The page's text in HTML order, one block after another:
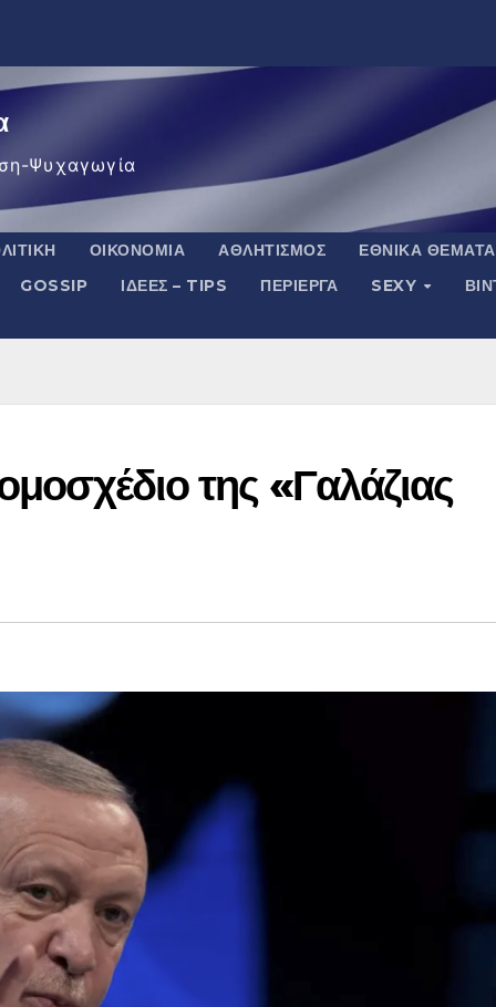
Ψυχαγωγία
ΟΙΚΟΝΟΜΊΑ ΑΘΛΗΤΙΣΜΌΣ
ΕΘΝΙΚΆ ΘΈΜΑΤΑ
GOSSIP ΙΔΈΕΣ – TIPS ΠΕΡΊΕΡΓΑ SEXY
της «Γαλάζιας